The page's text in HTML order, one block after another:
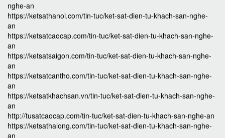
nghe-an
https://ketsathanoi.com/tin-tuc/ket-sat-dien-tu-khach-san-nghe-
an
https://ketsatcaocap.com/tin-tuc/ket-sat-dien-tu-khach-san-nghe-
an
https://ketsatsaigon.com/tin-tuc/ket-sat-dien-tu-khach-san-nghe-
an
https://ketsatcantho.com/tin-tuc/ket-sat-dien-tu-khach-san-nghe-
an
https://ketsatkhachsan.vn/tin-tuc/ket-sat-dien-tu-khach-san-nghe-
an
http://tusatcaocap.com/tin-tuc/ket-sat-dien-tu-khach-san-nghe-an
https://ketsathalong.com/tin-tuc/ket-sat-dien-tu-khach-san-nghe-
an